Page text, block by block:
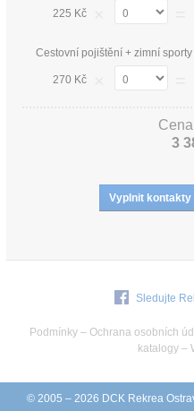
225 Kč
Cestovní pojištění + zimní
270 Kč
3
Sledujte
Podmínky – Ochrana osobních
katalogy –
© 2005 – 2026 DCK Rekrea